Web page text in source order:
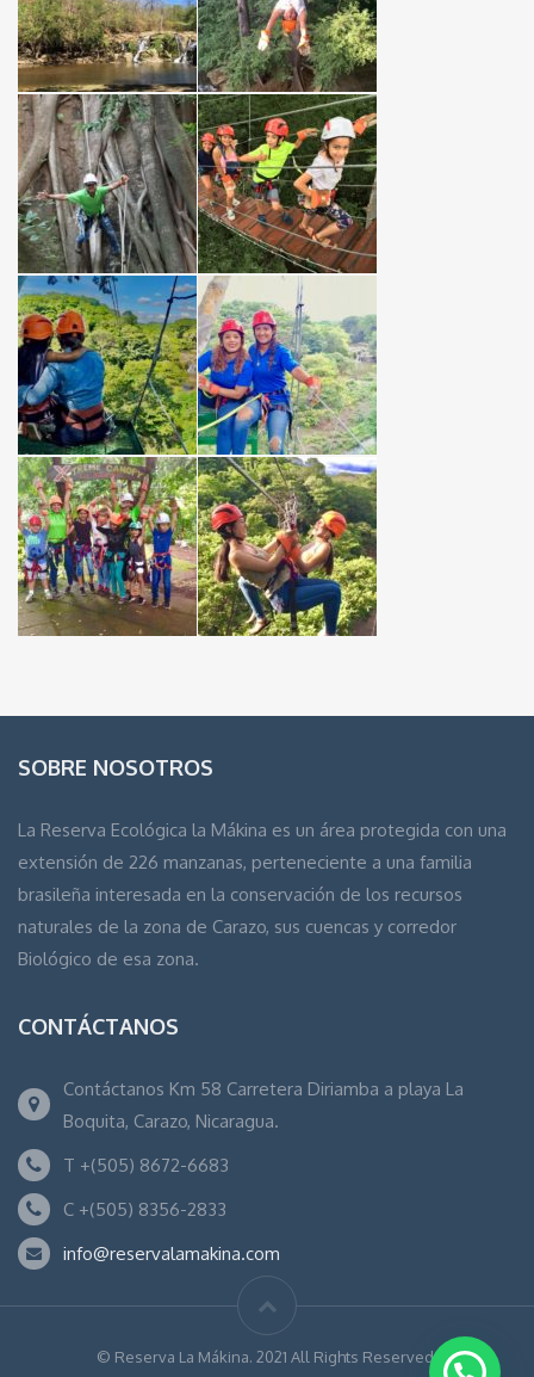
SOBRE NOSOTROS
La Reserva Ecológica la Mákina es un área protegida con una
extensión de 226 manzanas, perteneciente a una familia
brasileña interesada en la conservación de los recursos
naturales de la zona de Carazo, sus cuencas y corredor
Biológico de esa zona.
CONTÁCTANOS
Contáctanos Km 58 Carretera Diriamba a playa La
Boquita, Carazo, Nicaragua.
T +(505) 8672-6683
C +(505) 8356-2833
info@reservalamakina.com
© Reserva La Mákina. 2021 All Rights Reserved.